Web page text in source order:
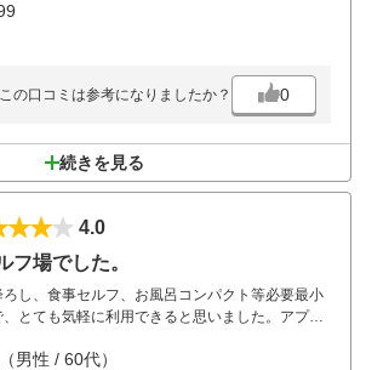
この口コミは参考になりましたか？ 0
続きを見る
4.0
フ場でした。
し、食事セルフ、お風呂コンパクト等必要最小
とても気軽に利用できると思いました。アプロ
たです。2サム（割増なし）が多く、前の組が
（男性 / 60代）